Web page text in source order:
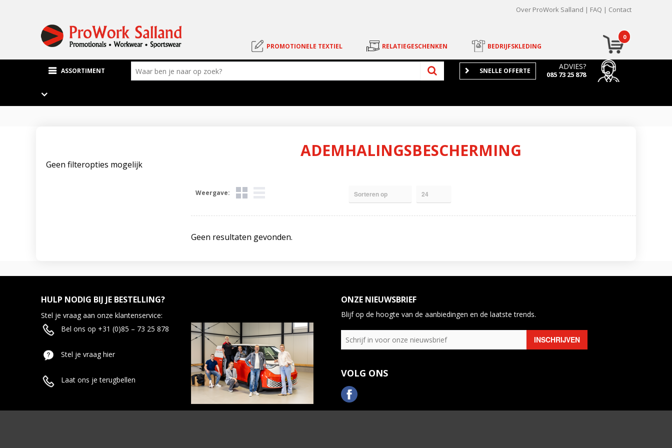
Over ProWork Salland FAQ Contact
0
PROMOTIONELE TEXTIEL RELATIEGESCHENKEN BEDRIJFSKLEDING
ASSORTIMENT ADVIES?
085 73 25 878
SNELLE OFFERTE
Geen filteropties mogelijk
ADEMHALINGSBESCHERMING
Weergave:
Geen resultaten gevonden.
HULP NODIG BIJ JE BESTELLING?
Stel je vraag aan onze klantenservice:
Bel ons op +31 (0)85 – 73 25 878
Stel je vraag hier
Laat ons je terugbellen
ONZE NIEUWSBRIEF
Blijf op de hoogte van de aanbiedingen en de laatste trends.
VOLG ONS